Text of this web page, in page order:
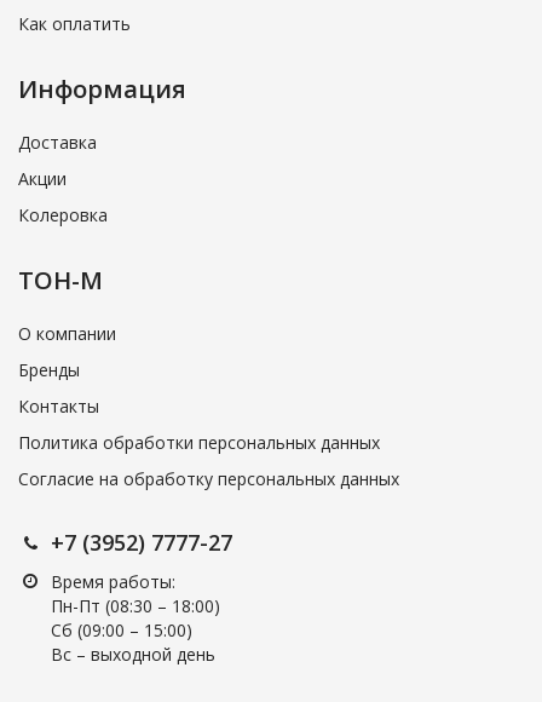
Как оплатить
Информация
Доставка
Акции
Колеровка
ТОН-М
О компании
Бренды
Контакты
Политика обработки персональных данных
Согласие на обработку персональных данных
+7 (3952) 7777-27
Время работы:
Пн-Пт (08:30 – 18:00)
Cб (09:00 – 15:00)
Вс – выходной день